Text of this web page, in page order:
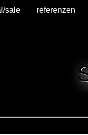
sale referenzen
sale referenzen